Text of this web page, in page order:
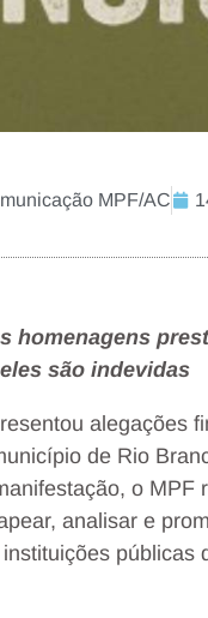
MPF/AC
homenagens
são indevidas
alegações
de Rio
o
analisar e
públicas